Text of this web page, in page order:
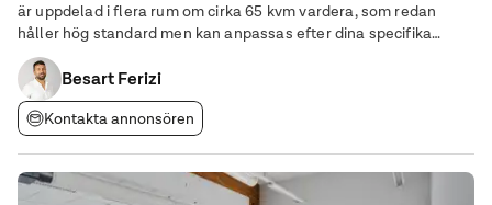
är uppdelad i flera rum om cirka 65 kvm vardera, som redan
håller hög standard men kan anpassas efter dina specifika
behov. Den kan delas upp flexibelt i olika delar eller hyras som
en hel enhet. Utmärkt tillgång till en stor
Besart Ferizi
Kontakta annonsören